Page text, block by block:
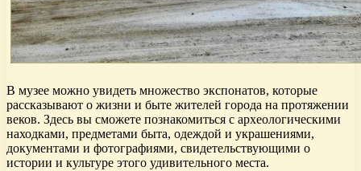
В музее можно увидеть множество экспонатов, которые
рассказывают о жизни и быте жителей города на протяжении
веков. Здесь вы сможете познакомиться с археологическими
находками, предметами быта, одеждой и украшениями,
документами и фотографиями, свидетельствующими о
истории и культуре этого удивительного места.